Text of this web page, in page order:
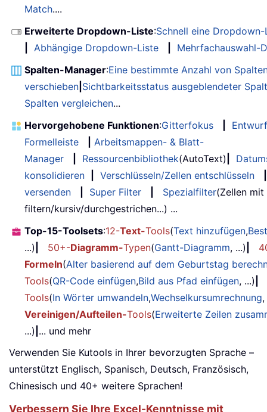
Match....
Erweiterte Dropdown-Liste:Schnell eine
Abhängige Dropdown-Liste
Mehrfachauswahl-
Spalten-Manager:Eine bestimmte Anzahl von
verschieben Sichtbarkeitsstatus ausgeblendeter
Spalten vergleichen...
Hervorgehobene Funktionen:Gitterfokus
Entwurf
Formelleiste
Arbeitsmappen- & Blatt-
Manager
Ressourcenbibliothek(AutoText)
konsolidieren
Verschlüsseln/Zellen entschlüsseln
versenden
Super Filter Spezialfilter(Zellen
filtern/kursiv/durchgestrichen...) ...
Top-15-Toolsets:12-Text-Tools(Text hinzufügen,
...)
50+-Diagramm-Typen(Gantt-Diagramm, ...)
Formeln(Alter basierend auf dem Geburtstag
Tools(QR-Code einfügen,Bild aus Pfad einfügen, ...)
Tools(In Wörter umwandeln,Wechselkursumrechnung
Vereinigen/Aufteilen-Tools(Erweiterte Zeilen
...) ... und mehr
Verwenden Sie Kutools in Ihrer bevorzugten Sprache –
unterstützt Englisch, Spanisch, Deutsch, Französisch,
Chinesisch und 40+ weitere Sprachen!
Verbessern Sie Ihre Excel-Kenntnisse mit